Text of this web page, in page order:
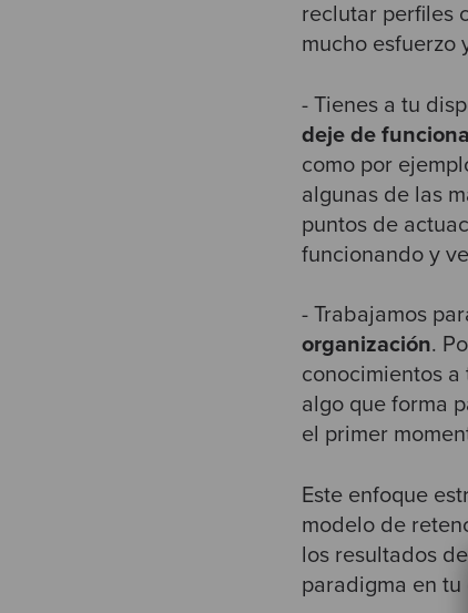
reclutar perfiles
mucho esfuerzo
- Tienes a tu
deje de
como por
algunas de las
puntos de
funcionando y
- Trabajamos
organización.
conocimientos a
algo que forma
el primer
Este enfoque
modelo de
los resultados
paradigma en